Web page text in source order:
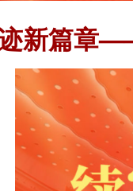
新篇章